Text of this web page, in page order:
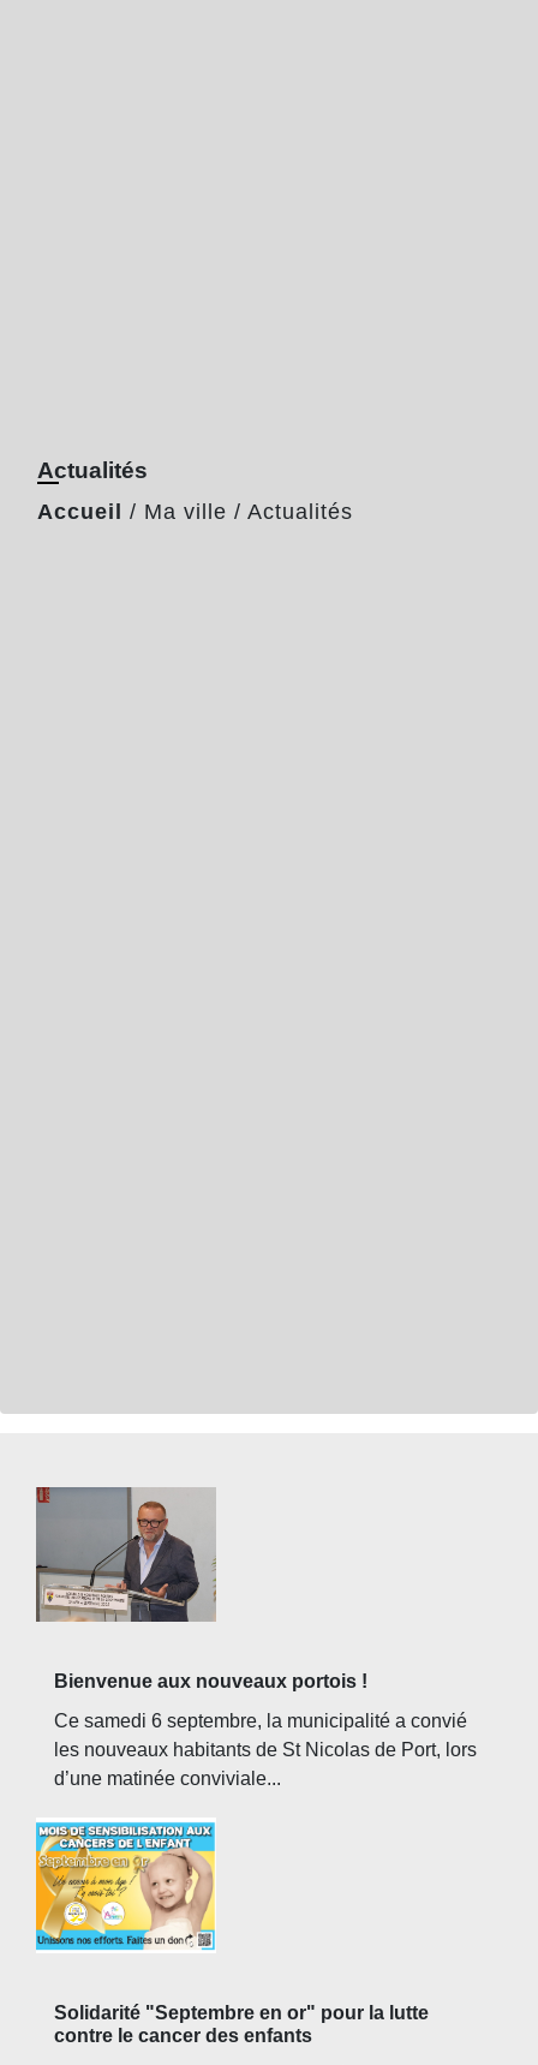
Actualités
Accueil / Ma ville / Actualités
Bienvenue aux nouveaux portois !
Ce samedi 6 septembre, la municipalité a convié
les nouveaux habitants de St Nicolas de Port, lors
d’une matinée conviviale...
Solidarité "Septembre en or" pour la lutte
contre le cancer des enfants